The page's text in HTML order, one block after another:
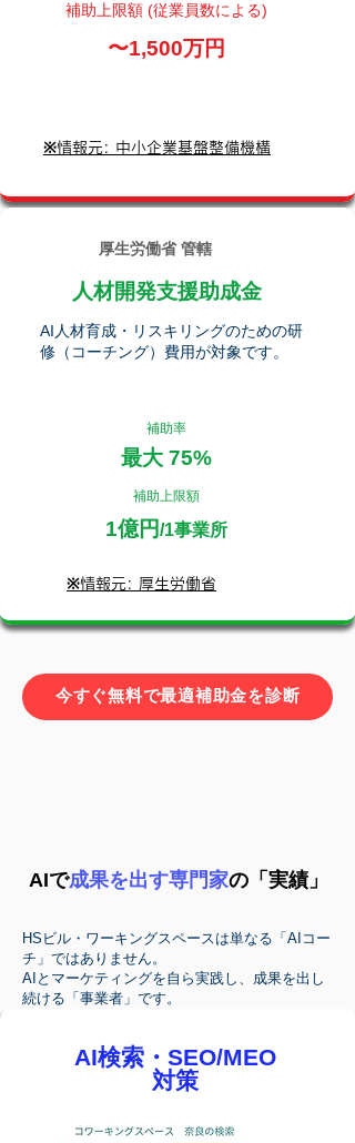
補助上限額 (従業員数による)
〜1,500万円
※情報元: 中小企業基盤整備機構
厚生労働省 管轄
人材開発支援助成金
AI人材育成・リスキリングのための研
修（コーチング）費用が対象です。
補助率
最大 75%
補助上限額
1億円/1事業所
※情報元: 厚生労働省
今すぐ無料で最適補助金を診断
AIで成果を出す専門家の「実績」
HSビル・ワーキングスペースは単なる「AIコー
チ」ではありません。
AIとマーケティングを自ら実践し、成果を出し
続ける「事業者」です。
AI検索・SEO/MEO
対策